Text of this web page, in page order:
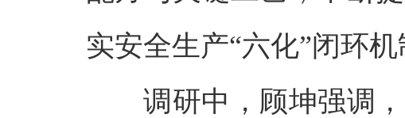
实安全生产“六化”闭环
调研中，顾坤强调